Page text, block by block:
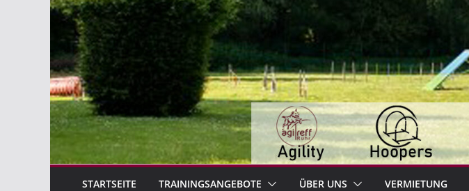
STARTSEITE TRAININGSANGEBOTE ÜBER UNS VERMIETUNG